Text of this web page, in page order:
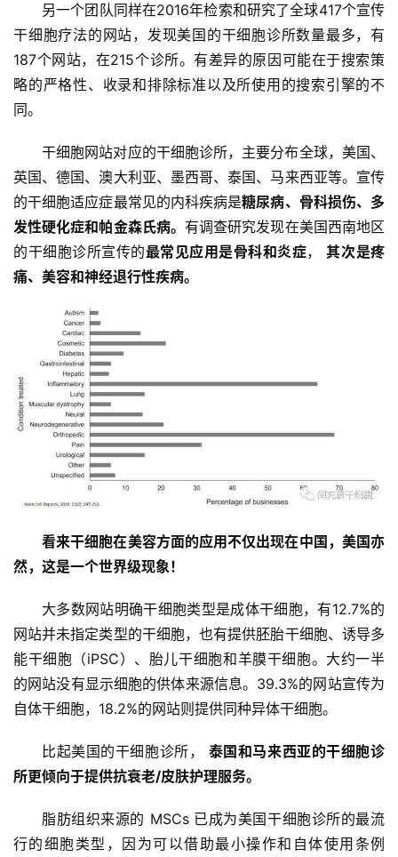
另一个团队同样在2016年检索和研究了全球417个宣传
干细胞疗法的网站，发现美国的干细胞诊所数量最多，有
187个网站，在215个诊所。有差异的原因可能在于搜索策
略的严格性、收录和排除标准以及所使用的搜索引擎的不
同。
干细胞网站对应的干细胞诊所，主要分布全球，美国、
英国、德国、澳大利亚、墨西哥、泰国、马来西亚等。宣传
的干细胞适应症最常见的内科疾病是糖尿病、骨科损伤、多
发性硬化症和帕金森氏病。 有调查研究发现在美国西南地区
的干细胞诊所宣传的最常见应用是骨科和炎症， 其次是疼
痛、美容和神经退行性疾病。
看来干细胞在美容方面的应用不仅出现在中国，美国亦
然，这是一个世界级现象！
大多数网站明确干细胞类型是成体干细胞，有12.7%的
网站并未指定类型的干细胞，也有提供胚胎干细胞、诱导多
能干细胞（iPSC）、胎儿干细胞和羊膜干细胞。大约一半
的网站没有显示细胞的供体来源信息。39.3%的网站宣传为
自体干细胞，18.2%的网站则提供同种异体干细胞。
比起美国的干细胞诊所， 泰国和马来西亚的干细胞诊
所更倾向于提供抗衰老/皮肤护理服务。
脂肪组织来源的 MSCs 已成为美国干细胞诊所的最流
行的细胞类型，因为可以借助最小操作和自体使用条例